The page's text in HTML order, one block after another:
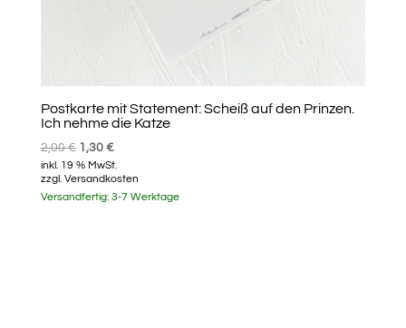
Postkarte mit Statement: Scheiß auf den Prinzen.
Ich nehme die Katze
2,00€ Ursprünglicher
Preis
1,30 €Aktueller
Preis
inkl. 19 % MwSt.
zzgl. Versandkosten
Versandfertig: 3-7 Werktage